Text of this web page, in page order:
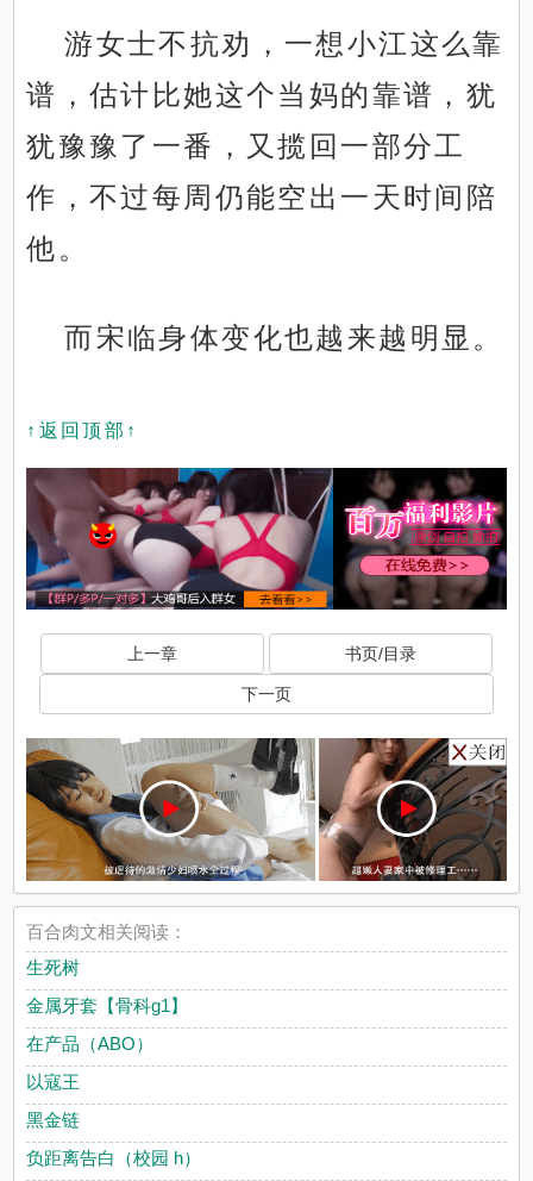
游女士不抗劝，一想小江这么靠
谱，估计比她这个当妈的靠谱，犹
犹豫豫了一番，又揽回一部分工
作，不过每周仍能空出一天时间陪
他。
而宋临身体变化也越来越明显。
↑返回顶部↑
上一章 书页/目录
下一页
百合肉文相关阅读：
生死树
金属牙套【骨科g1】
在产品（ABO）
以寇王
黑金链
负距离告白（校园 h）